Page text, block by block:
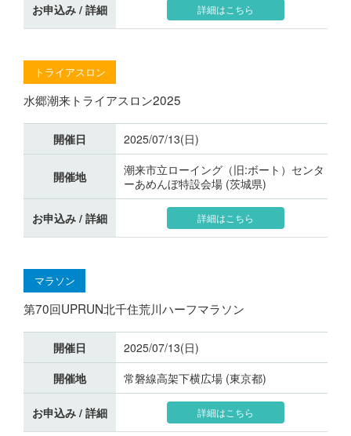
お申込み / 詳細 詳細はこちら
トライアスロン
水郷潮来トライアスロン2025
開催日 2025/07/13(日)
開催地
潮来市立ローイング（旧:ボート）センタ
ーあめんぼ特設会場 (茨城県)
お申込み / 詳細 詳細はこちら
マラソン
第70回UPRUN北千住荒川ハーフマラソン
開催日
2025/07/13(日)
開催地
常磐線高架下横広場 (東京都)
お申込み / 詳細 詳細はこちら